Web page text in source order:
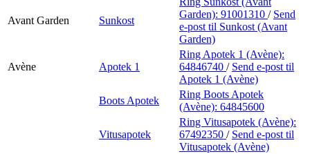
Avant Garden Sunkost
Garden): 91001310 / Send
e-post til Sunkost (Avant
Garden)
Avène Apotek 1
Ring Apotek 1 (Avène):
64846740 / Send e-post til
Apotek 1 (Avène)
Boots Apotek
Ring Boots Apotek
(Avène): 64845600
Vitusapotek
Ring Vitusapotek (Avène):
67492350 / Send e-post til
Vitusapotek (Avène)